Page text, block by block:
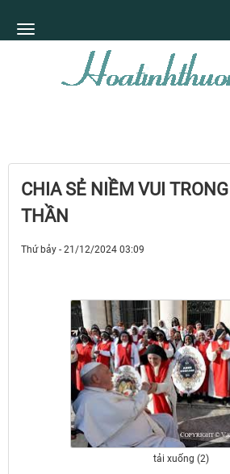
CHIA SẺ NIỀM VUI
THẦN
Thứ bảy - 21/12/2024 03:09
tải xuống (2)